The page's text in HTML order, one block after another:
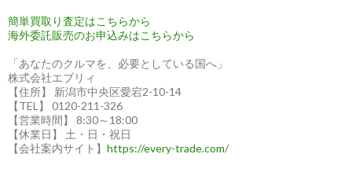
簡単買取り査定はこちらから
海外委託販売のお申込みはこちらから
「あなたのクルマを、必要としている国へ」
株式会社エブリィ
【住所】 新潟市中央区愛宕2-10-14
【TEL】 0120-211-326
【営業時間】 8:30～18:00
【休業日】 土・日・祝日
【会社案内サイト】 https://every-trade.com/